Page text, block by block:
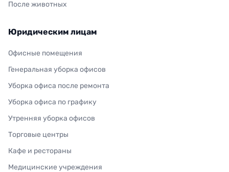
После животных
Юридическим лицам
Офисные помещения
Генеральная уборка офисов
Уборка офиса после ремонта
Уборка офиса по графику
Утренняя уборка офисов
Торговые центры
Кафе и рестораны
Медицинские учреждения